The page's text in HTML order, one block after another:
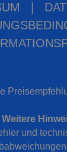
Weitere
und